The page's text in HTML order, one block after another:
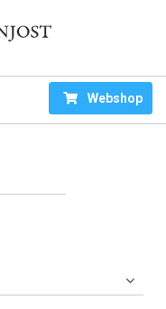
Webshop